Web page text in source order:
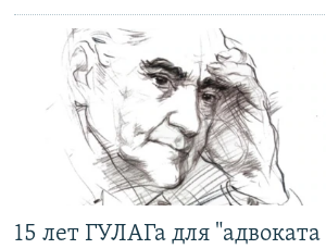
15 лет ГУЛАГа для "адвоката